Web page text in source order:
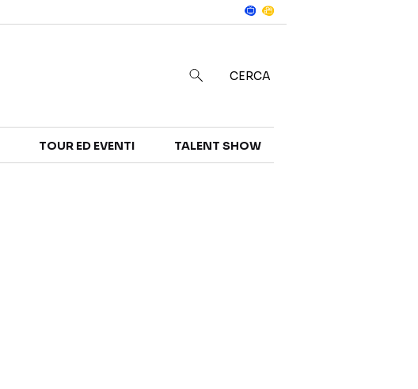
CERCA
TOUR ED EVENTI TALENT SHOW